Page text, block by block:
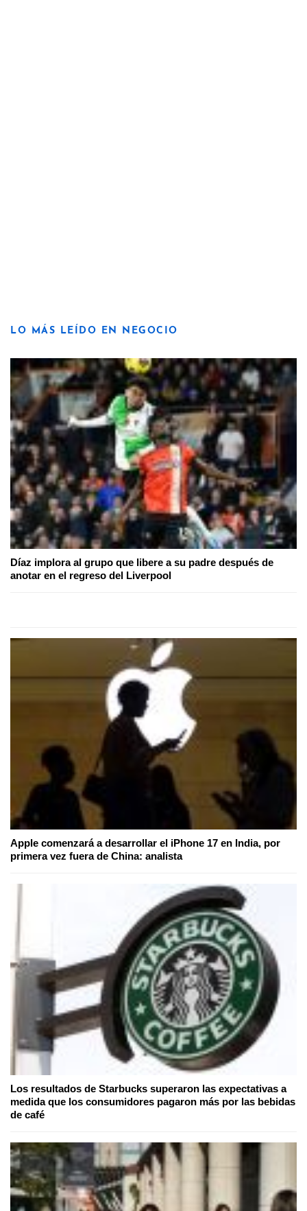
LO MÁS LEÍDO EN NEGOCIO
Díaz implora al grupo que libere a su padre después de
anotar en el regreso del Liverpool
Apple comenzará a desarrollar el iPhone 17 en India, por
primera vez fuera de China: analista
Los resultados de Starbucks superaron las expectativas a
medida que los consumidores pagaron más por las bebidas
de café